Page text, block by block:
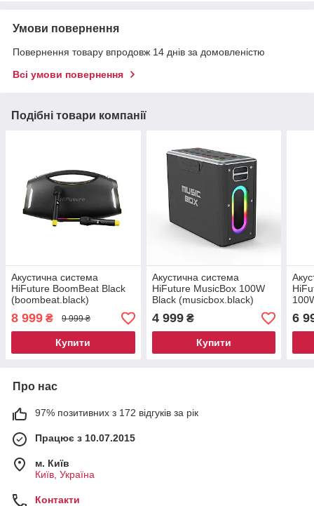
Умови повернення
Повернення товару впродовж 14 днів за домовленістю
Всі умови повернення
Подібні товари компанії
Акустична система
HiFuture BoomBeat Black
(boombeat.black)
8 999 ₴ 9 999 ₴
Купити
Акустична система
HiFuture MusicBox 100W
Black (musicbox.black)
4 999₴
Купити
6
Про нас
97% позитивних з 172 відгуків за рік
Працює з 10.07.2015
м. Київ
Київ, Україна
Контакти